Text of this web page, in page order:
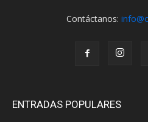
Contáctanos:
ENTRADAS POPULARES